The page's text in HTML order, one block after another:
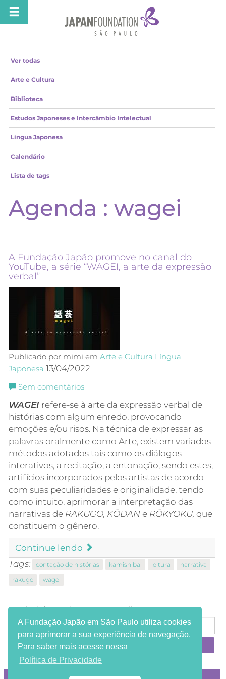
Ver todas
Arte e Cultura
Biblioteca
Estudos Japoneses e Intercâmbio Intelectual
Língua Japonesa
Calendário
Lista de tags
Agenda : wagei
A Fundação Japão promove no canal do
YouTube, a série “WAGEI, a arte da expressão
verbal”
Publicado por mimi em Arte e Cultura Língua
Japonesa 13/04/2022
Sem comentários
WAGEI refere-se à arte da expressão verbal de
histórias com algum enredo, provocando
emoções e/ou risos. Na técnica de expressar as
palavras oralmente como Arte, existem variados
métodos adotados tais como os diálogos
interativos, a recitação, a entonação, sendo estes,
artifícios incorporados pelos artistas de acordo
com suas peculiaridades e originalidade, tendo
como intuito, aprimorar a interpretação das
narrativas de RAKUGO, KŌDAN e RŌKYOKU, que
constituem o gênero.
Continue lendo
Tags:
contação de histórias kamishibai leitura
narrativa
rakugo
wagei
Receba informações em seu e-mail:
A Fundação Japão em São Paulo utiliza cookies
para aprimorar a sua experiência de navegação.
Para saber mais acesse nossa
Política de Privacidade